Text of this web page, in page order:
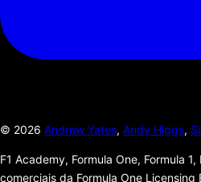
© 2026 Andrew Yates, Andy Higgs,
F1 Academy, Formula One, Formula
comerciais da Formula One Licensing